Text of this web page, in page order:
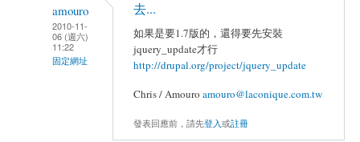
amouro
2010-11-
06 (週六)
11:22
固定網址
去...
如果是要1.7版的，還得要先安裝
jquery_update才行
http://drupal.org/project/jquery_update
Chris / Amouro amouro@laconique.com.tw
發表回應前，請先登入或註冊